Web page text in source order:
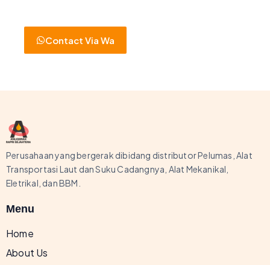
Contact Via Wa
Perusahaan yang bergerak dibidang distributor Pelumas, Alat
Transportasi Laut dan Suku Cadangnya, Alat Mekanikal,
Eletrikal, dan BBM.
Menu
Home
About Us